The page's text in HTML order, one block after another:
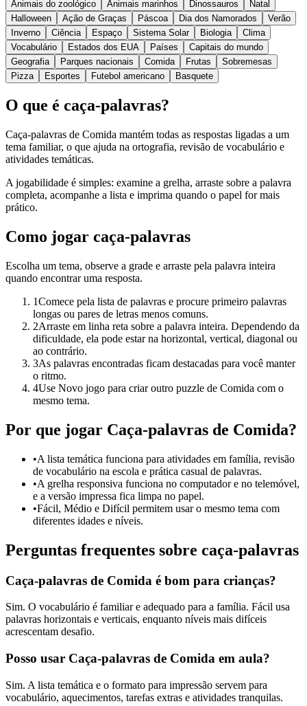
Animais do zoológico Animais marinhos Dinossauros
Natal
Halloween
Ação de Graças Páscoa Dia dos Namorados
Verão
Inverno
Ciência Espaço Sistema Solar Biologia
Clima
Vocabulário
Estados dos EUA Países
Capitais do mundo
Geografia
Parques nacionais Comida Frutas
Sobremesas
Pizza
Esportes Futebol americano Basquete
O que é caça-palavras?
Caça-palavras de Comida mantém todas as respostas ligadas a um
tema familiar, o que ajuda na ortografia, revisão de vocabulário e
atividades temáticas.
A jogabilidade é simples: examine a grelha, arraste sobre a palavra
completa, acompanhe a lista e imprima quando o papel for mais
prático.
Como jogar caça-palavras
Escolha um tema, observe a grade e arraste pela palavra inteira
quando encontrar uma resposta.
1Comece pela lista de palavras e procure primeiro palavras
longas ou pares de letras menos comuns.
2Arraste em linha reta sobre a palavra inteira. Dependendo da
dificuldade, ela pode estar na horizontal, vertical, diagonal ou
ao contrário.
3As palavras encontradas ficam destacadas para você manter
o ritmo.
4Use Novo jogo para criar outro puzzle de Comida com o
mesmo tema.
Por que jogar Caça-palavras de Comida?
•A lista temática funciona para atividades em família, revisão
de vocabulário na escola e prática casual de palavras.
•A grelha responsiva funciona no computador e no telemóvel,
e a versão impressa fica limpa no papel.
•Fácil, Médio e Difícil permitem usar o mesmo tema com
diferentes idades e níveis.
Perguntas frequentes sobre caça-palavras
Caça-palavras de Comida é bom para crianças?
Sim. O vocabulário é familiar e adequado para a família. Fácil usa
palavras horizontais e verticais, enquanto níveis mais difíceis
acrescentam desafio.
Posso usar Caça-palavras de Comida em aula?
Sim. A lista temática e o formato para impressão servem para
vocabulário, aquecimentos, tarefas extras e atividades tranquilas.